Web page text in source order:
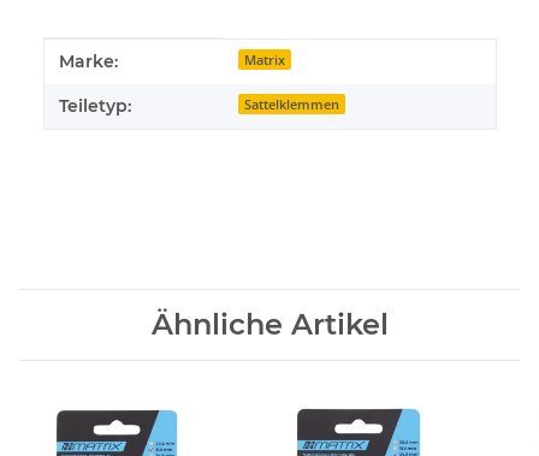
Produkteigenschaft
Wert
Marke: Matrix
Teiletyp: Sattelklemmen
Ähnliche Artikel